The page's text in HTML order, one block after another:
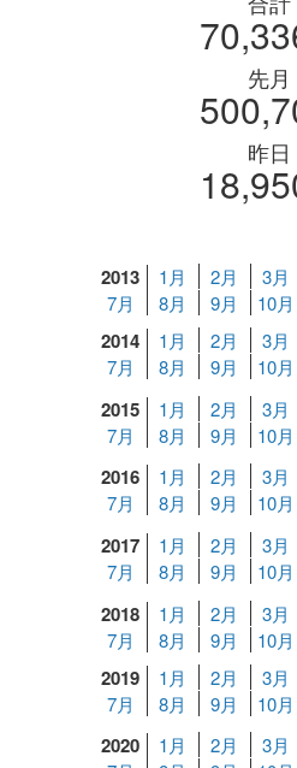
先月
昨日
2013 1月 2月 3月
7月
8月 9月 10月
2014 1月 2月 3月
7月
8月 9月 10月
2015 1月 2月 3月
7月
8月 9月 10月
2016 1月 2月 3月
7月
8月 9月 10月
2017 1月 2月 3月
7月
8月 9月 10月
2018 1月 2月 3月
7月
8月 9月 10月
2019 1月 2月 3月
7月
8月 9月 10月
2020 1月 2月 3月